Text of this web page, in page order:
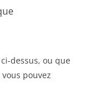
dessus, ou que
pouvez